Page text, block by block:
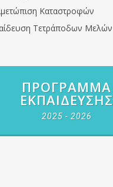
Καταστροφών
Τετράποδων Μελών
ΠΡΌΓΡΑΜΜΑ
ΕΚΠΑΊΔΕΥΣΗΣ
2025 - 2026